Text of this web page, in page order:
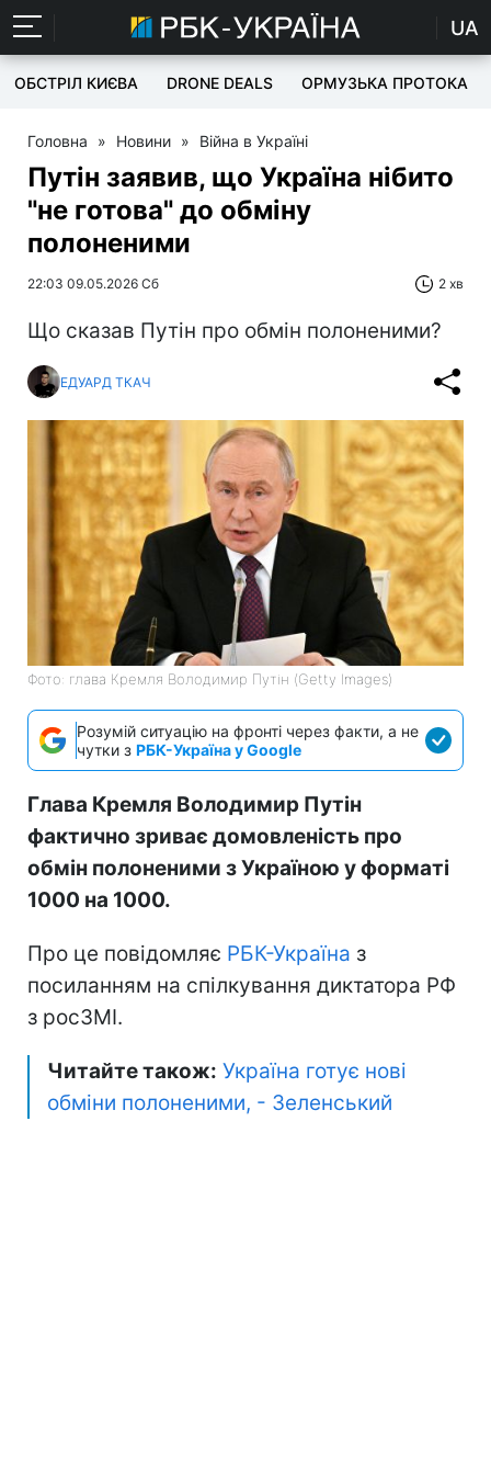
UA
ОБСТРІЛ КИЄВА DRONE DEALS ОРМУЗЬКА ПРОТОКА
Головна » Новини » Війна в Україні
Путін заявив, що Україна нібито
"не готова" до обміну
полоненими
22:03 09.05.2026 Сб 2 хв
Що сказав Путін про обмін полоненими?
ЕДУАРД ТКАЧ
Фото: глава Кремля Володимир Путін (Getty Images)
Розумій ситуацію на фронті через факти, а не
чутки з РБК-Україна у Google
Глава Кремля Володимир Путін
фактично зриває домовленість про
обмін полоненими з Україною у форматі
1000 на 1000.
Про це повідомляє РБК-Україна з
посиланням на спілкування диктатора РФ
з росЗМІ.
Читайте також: Україна готує нові
обміни полоненими, - Зеленський